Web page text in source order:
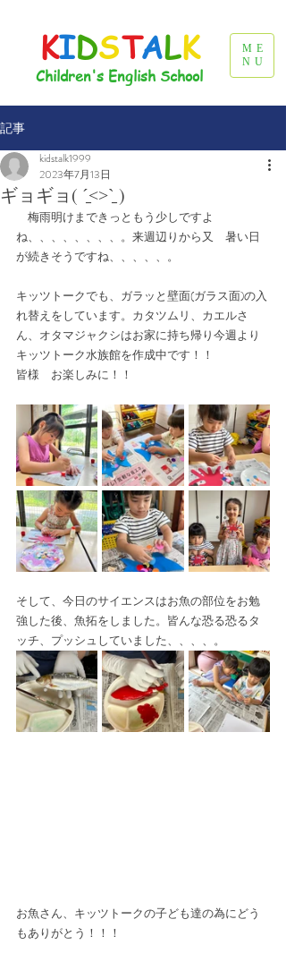
ME
NU
KIDSTALK
Children's English School
記事
ギョギョ( ˊ̱˂˃ˋ̱ )
kidstalk1999
2023年7月13日
梅雨明けまできっともう少しですよ
ね、、、、、、、、。来週辺りから又　暑い日
が続きそうですね、、、、、。
キッツトークでも、ガラッと壁面(ガラス面)の入
れ替えをしています。カタツムリ、カエルさ
ん、オタマジャクシはお家に持ち帰り今週より
キッツトーク水族館を作成中です！！
皆様　お楽しみに！！
そして、今日のサイエンスはお魚の部位をお勉
強した後、魚拓をしました。皆んな恐る恐るタ
ッチ、プッシュしていました、、、、。
お魚さん、キッツトークの子ども達の為にどう
もありがとう！！！